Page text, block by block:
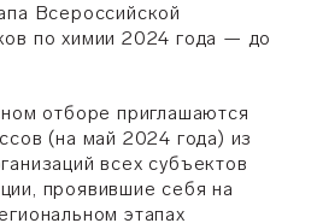
Всероссийской
по химии 2024 года — до
отборе приглашаются
(на май 2024 года) из
всех субъектов
проявившие себя на
этапах